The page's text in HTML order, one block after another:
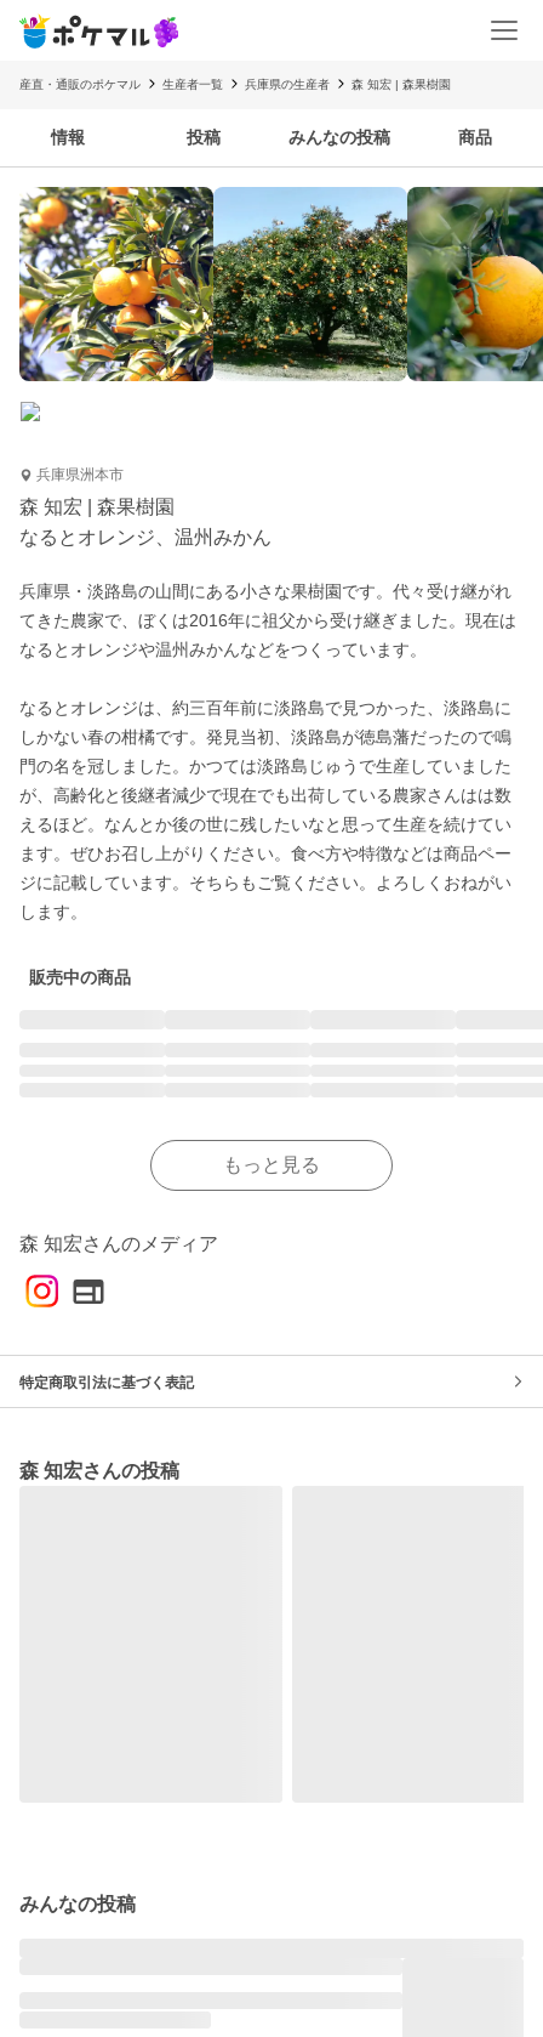
産直・通販のポケマル 生産者一覧 兵庫県の生産者 森 知宏 | 森果樹園
情報 投稿 みんなの投稿 商品
兵庫県洲本市
森 知宏 | 森果樹園
なるとオレンジ、温州みかん
兵庫県・淡路島の山間にある小さな果樹園です。代々受け継がれ
てきた農家で、ぼくは2016年に祖父から受け継ぎました。現在は
なるとオレンジや温州みかんなどをつくっています。
なるとオレンジは、約三百年前に淡路島で見つかった、淡路島に
しかない春の柑橘です。発見当初、淡路島が徳島藩だったので鳴
門の名を冠しました。かつては淡路島じゅうで生産していました
が、高齢化と後継者減少で現在でも出荷している農家さんはは数
えるほど。なんとか後の世に残したいなと思って生産を続けてい
ます。ぜひお召し上がりください。食べ方や特徴などは商品ペー
ジに記載しています。そちらもご覧ください。よろしくおねがい
します。
販売中の商品
もっと見る
森 知宏さんのメディア
特定商取引法に基づく表記
森 知宏さんの投稿
みんなの投稿